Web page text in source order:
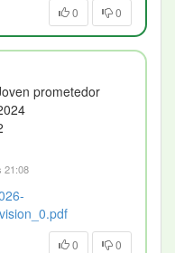
0 0
prometedor
21:08
0 0